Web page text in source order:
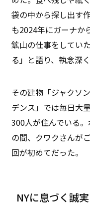
袋の中から探し出す
も2024年にガーナか
鉱山の仕事をしてい
る」と語り、執念深
その建物「ジャクソ
デンス」では毎日大
300人が住んでいる
の間、クワクさんが
回が初めてだった。
NYに息づく誠